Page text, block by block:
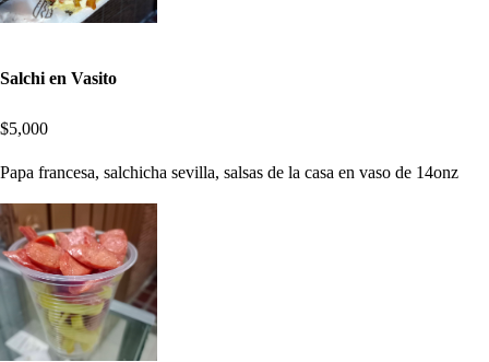
Salchi en Vasito
$5,000
Papa francesa, salchicha sevilla, salsas de la casa en vaso de 14onz